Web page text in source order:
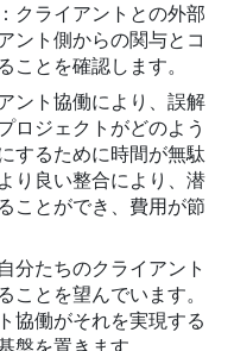
：クライアントとの外部
ント側からの関与とコ
ことを確認します。
ント協働により、誤解
ロジェクトがどのよう
するために時間が無駄
り良い整合により、潜
ことができ、費用が節
分たちのクライアント
ことを望んでいます。
協働がそれを実現する